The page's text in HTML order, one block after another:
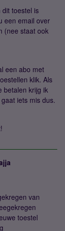
dit toestel is
een email over
(nee staat ook
een abo met
klik. Als
betalen krijg ik
iets mis dus.
van
toestel